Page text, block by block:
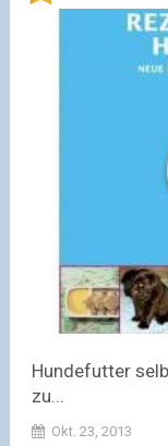
Hundefutter
zu...
Okt. 23, 2013